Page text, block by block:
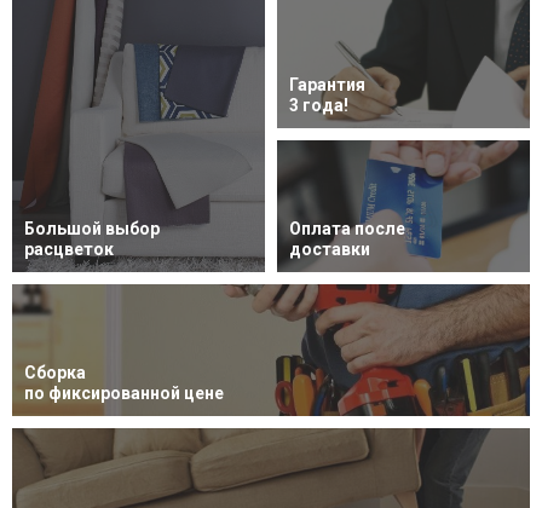
Большой выбор
расцветок
Гарантия
3 года!
Оплата после
доставки
Сборка
по фиксированной цене